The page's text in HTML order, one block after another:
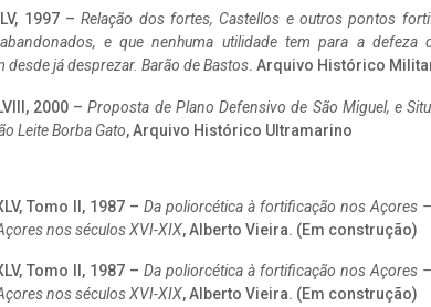
1997 –Relação dos fortes, Castellos e outros pontos
e que nenhuma utilidade tem para a defeza
desde já desprezar. Barão de Bastos. Arquivo Histórico
2000 –Proposta de Plano Defensivo de São Miguel, e
Leite Borba Gato, Arquivo Histórico Ultramarino
Tomo II, 1987 – Da poliorcética à fortificação nos Açores
nos séculos XVI-XIX, Alberto Vieira. (Em construção)
Tomo II, 1987 – Da poliorcética à fortificação nos Açores
nos séculos XVI-XIX, Alberto Vieira. (Em construção)